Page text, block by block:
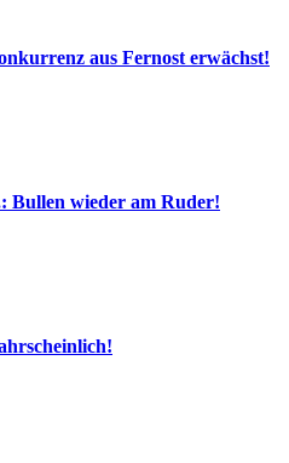
aus Fernost erwächst!
Bullen wieder am Ruder!